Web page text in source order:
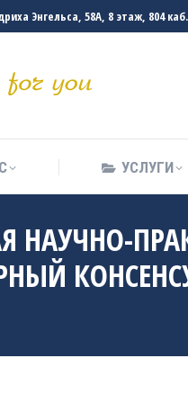
Энгельса, 58А, 8 этаж, 804 каб.
УСЛУГИ
НАУЧНО-
УСЛУГИ